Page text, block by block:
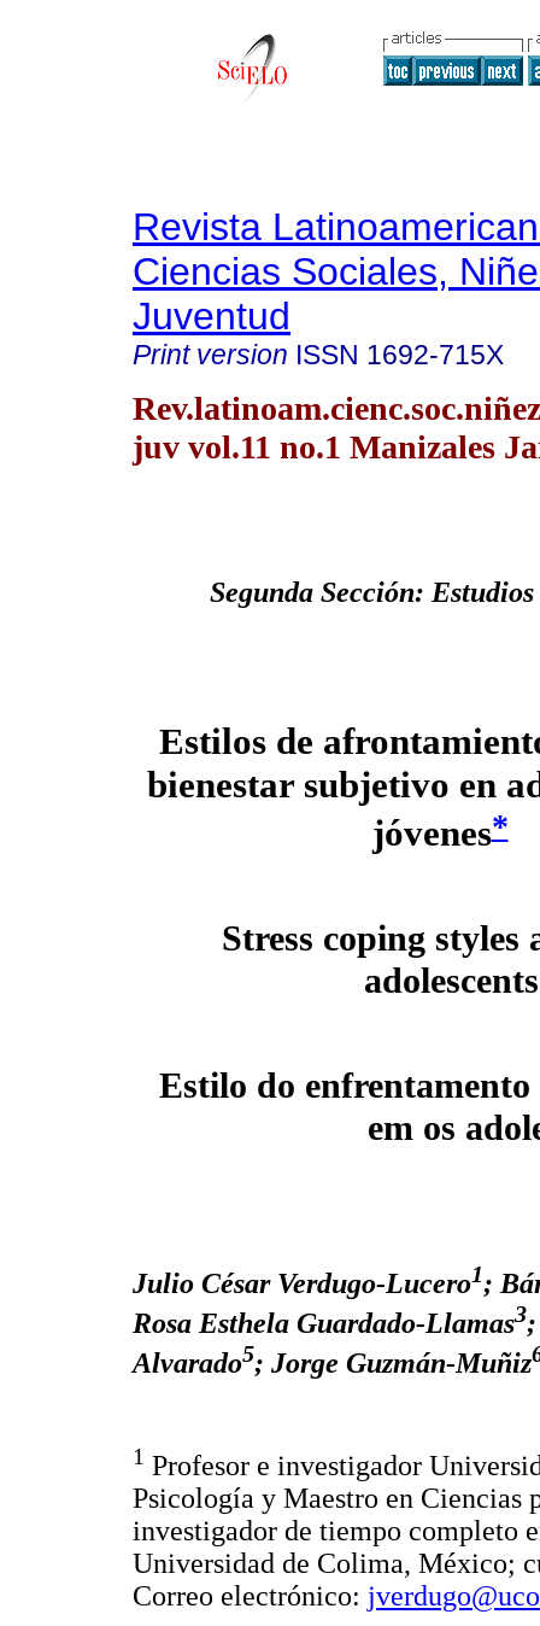
Revista
Ciencias Sociales,
Juventud
Print version ISSN 1692-715X
Rev.latinoam.cienc.soc.niñez
juv vol.11 no.1 Manizales
Segunda Sección:
Estilos de
bienestar subjetivo en
jóvenes*
Stress coping
Estilo do enfrentamento
em os
Julio César Verdugo-Lucero1;
Rosa Esthela Guardado-Llamas3;
Alvarado5; Jorge Guzmán-Muñiz
1 Profesor e investigador
Psicología y Maestro en Ciencias
investigador de tiempo completo
Universidad de Colima, México;
Correo electrónico: